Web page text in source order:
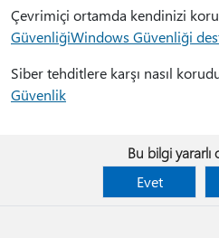
Çevrimiçi ortamda kendinizi
GüvenliğiWindows Güvenliği
Siber tehditlere karşı nasıl
Güvenlik
Bu bilgi yararlı
Evet